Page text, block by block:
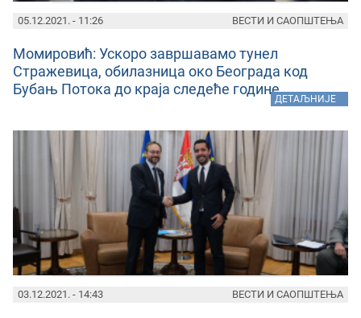
05.12.2021. - 11:26
Момировић: Ускоро завршавамо тунел
Стражевица, обилазница око Београда код
Бубањ Потока до краја следеће године
ДЕТАЉНИЈЕ
ВЕСТИ И САОПШТЕЊА
03.12.2021. - 14:43 ВЕСТИ И САОПШТЕЊА